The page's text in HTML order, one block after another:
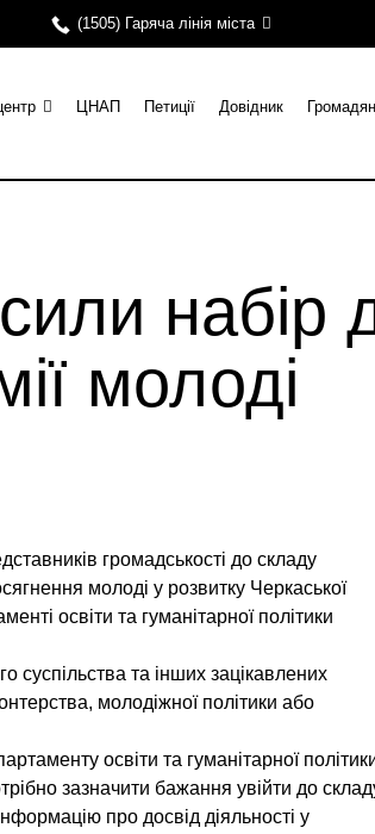
(1505) Гаряча лінія міста
ЦНАП Петиції Довідник
набір
молоді
громадськості до складу
молоді у розвитку Черкаської
освіти та гуманітарної політики
суспільства та інших зацікавлених
молодіжної політики або
освіти та гуманітарної
зазначити бажання увійти до
про досвід діяльності у